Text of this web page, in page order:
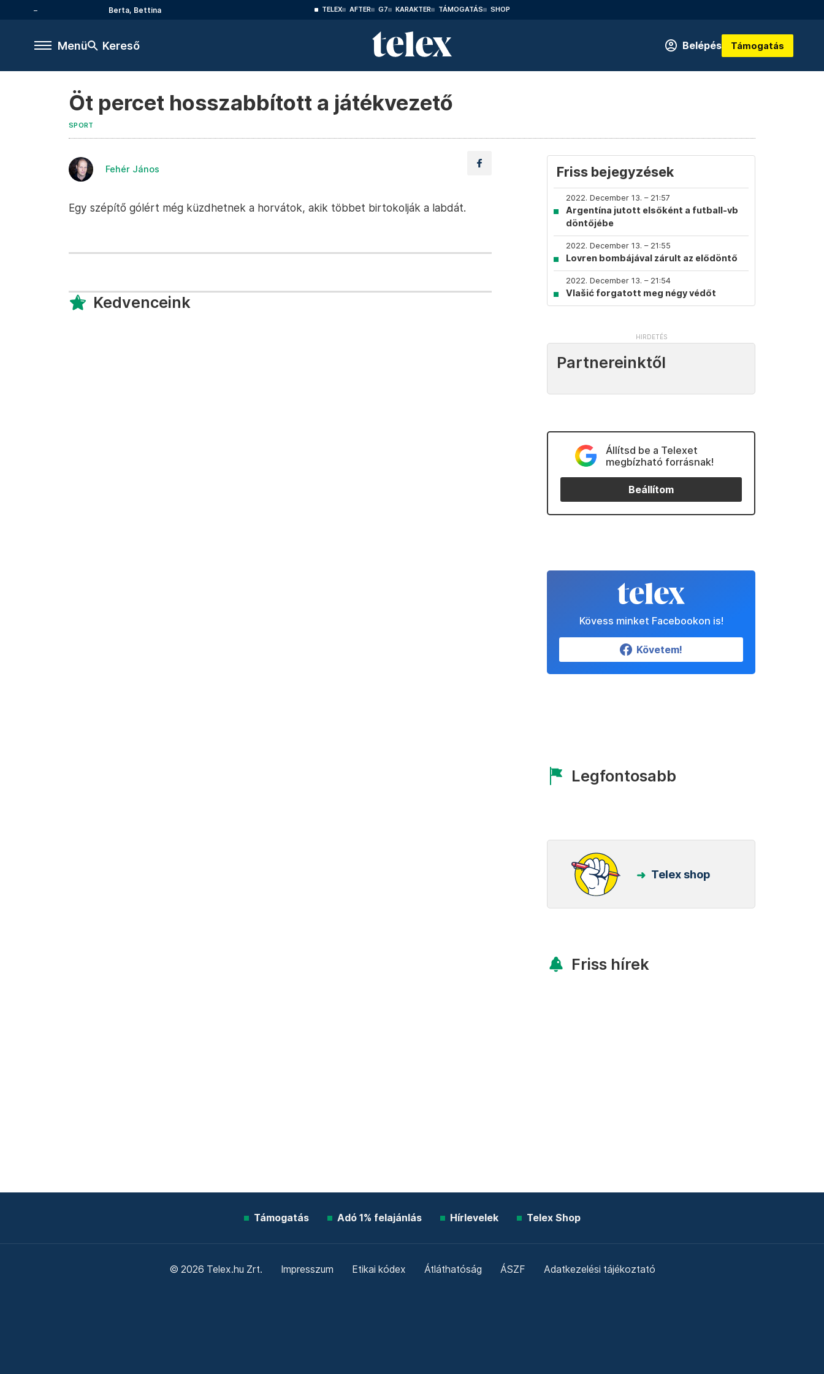
Berta, Bettina TELEX AFTER G7 KARAKTER TÁMOGATÁS SHOP
Menü Kereső Belépés Támogatás
Öt percet hosszabbított a játékvezető
SPORT
Fehér János
Egy szépítő gólért még küzdhetnek a horvátok, akik többet birtokolják a labdát.
Kedvenceink
Friss bejegyzések
2022. December 13. – 21:57
Argentína jutott elsőként a futball-vb
döntőjébe
2022. December 13. – 21:55
Lovren bombájával zárult az elődöntő
2022. December 13. – 21:54
Vlašić forgatott meg négy védőt
Partnereinktől
Állítsd be a Telexet
megbízható forrásnak!
Beállítom
Kövess minket Facebookon is!
Követem!
Legfontosabb
Telex shop
Friss hírek
Támogatás Adó 1% felajánlás Hírlevelek Telex Shop
© 2026 Telex.hu Zrt. Impresszum Etikai kódex Átláthatóság ÁSZF Adatkezelési tájékoztató